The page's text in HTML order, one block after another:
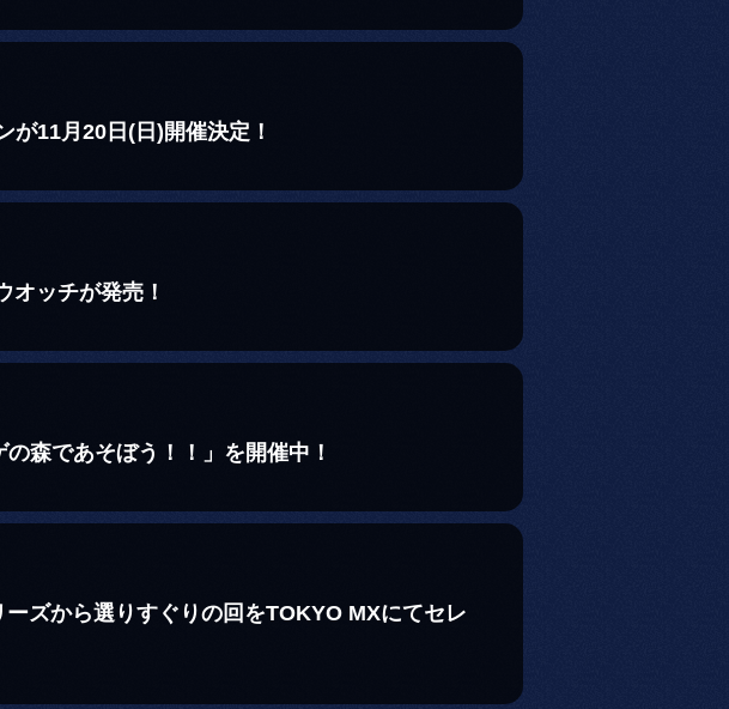
11月20日(日)開催決定！
オッチが発売！
森であそぼう！！」を開催中！
ズから選りすぐりの回をTOKYO MXにてセレ